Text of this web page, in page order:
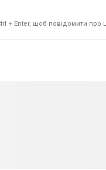
+ Enter, щоб повідомити про